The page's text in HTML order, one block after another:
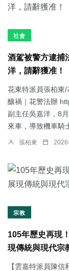
社會
酒駕被警方逮捕
洋，請辭獲准！
花東特派員張柏東
釀禍｜花警法辦
副主任吳嘉洋，8
來車，導致機車騎
張柏東 2026
宗教
105年歷史再現
現傳統與現代宗
【雲嘉特派員陳